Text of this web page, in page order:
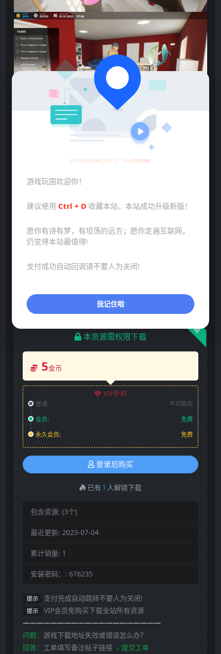
创发布。任何个人或组织，在未征得本站同意时，禁止复
们进行处理。
下载
本资源需权限下载
5金币
VIP折扣
普通:
不可购买
会员:
免费
永久会员:
免费
登录后购买
已有 1 人解锁下载
包含资源: (3个)
最近更新: 2023-07-04
累计销量: 1
安装密码：: 676235
提示 支付完成自动跳转不要人为关闭!
提示
VIP会员免购买下载全站所有资源
————————————————————
问题： 游戏下载地址失效或错误怎么办？
回答： 工单填写备注帖子链接 ﹥提交工单
游戏玩国温馨提示：
游戏玩国欢迎你！
建议使用 Ctrl + D 收藏本站，本站成功升级新版！
愿你有诗有梦，有坦荡的远方；愿你走遍互联网，
仍觉得本站最值得!
支付成功自动回调请不要人为关闭!
我记住啦